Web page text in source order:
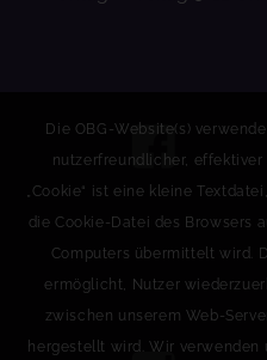
Die OBG-Website(s)
nutzerfreundlicher,
„Cookie“ ist eine kleine
die Cookie-Datei des Browsers
Computers übermittelt wird.
ermöglicht, Nutzer
zwischen unserem Web-
hergestellt wird. Wir verwenden